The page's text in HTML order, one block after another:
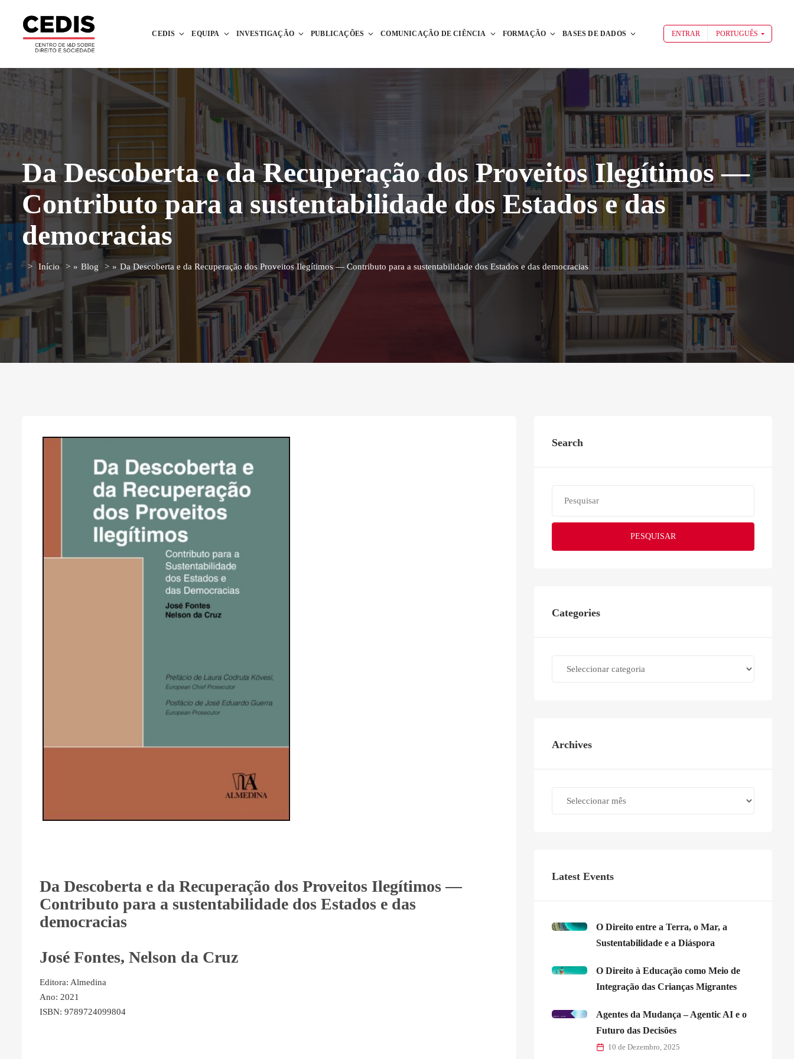
CEDIS EQUIPA INVESTIGAÇÃO PUBLICAÇÕES COMUNICAÇÃO DE CIÊNCIA FORMAÇÃO BASES DE DADOS ENTRAR PORTUGUÊS
Da Descoberta e da Recuperação dos Proveitos Ilegítimos —
Contributo para a sustentabilidade dos Estados e das
democracias
Início » Blog » Da Descoberta e da Recuperação dos Proveitos Ilegítimos — Contributo para a sustentabilidade dos Estados e das democracias
Da Descoberta e da Recuperação dos Proveitos Ilegítimos —
Contributo para a sustentabilidade dos Estados e das
democracias
José Fontes, Nelson da Cruz
Editora: Almedina
Ano: 2021
ISBN: 9789724099804
Search
PESQUISAR
Categories
Archives
Latest Events
O Direito entre a Terra, o Mar, a
Sustentabilidade e a Diáspora
O Direito à Educação como Meio de
Integração das Crianças Migrantes
Agentes da Mudança – Agentic AI e o
Futuro das Decisões
10 de Dezembro, 2025